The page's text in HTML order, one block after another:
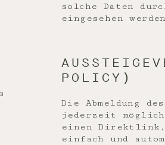
solche Daten
eingesehen
POLICY)
Die Abmeldung
jederzeit
einen Direktlink,
einfach und